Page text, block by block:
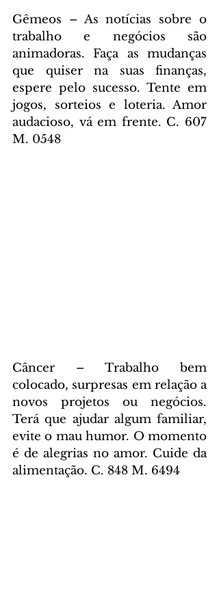
Gêmeos – As notícias sobre o
trabalho e negócios são
animadoras. Faça as mudanças
que quiser na suas finanças,
espere pelo sucesso. Tente em
jogos, sorteios e loteria. Amor
audacioso, vá em frente. C. 607
M. 0548
Câncer – Trabalho bem
colocado, surpresas em relação a
novos projetos ou negócios.
Terá que ajudar algum familiar,
evite o mau humor. O momento
é de alegrias no amor. Cuide da
alimentação. C. 848 M. 6494